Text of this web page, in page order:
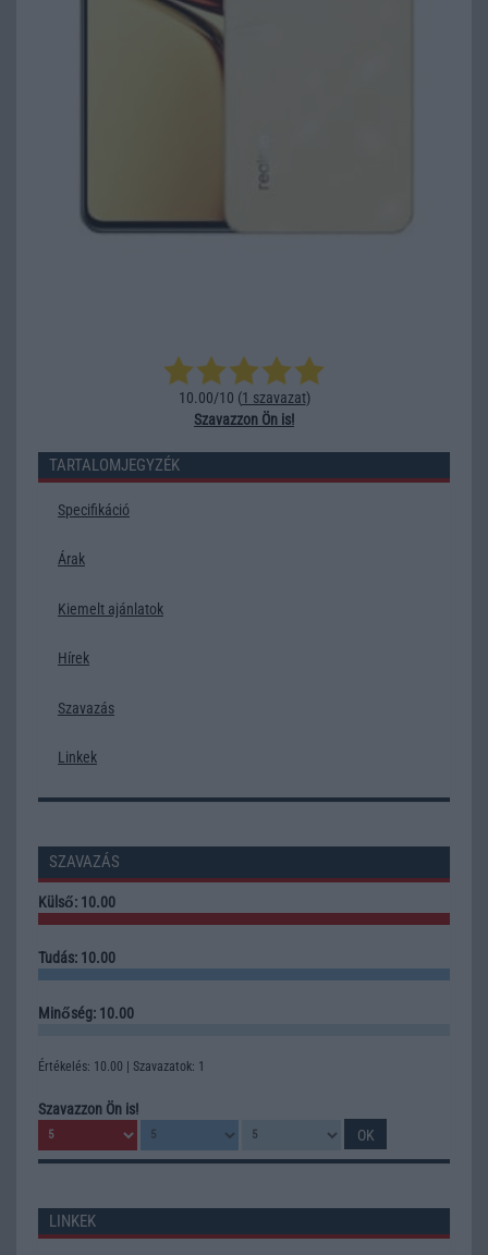
10.00/10 (1 szavazat)
Szavazzon Ön is!
TARTALOMJEGYZÉK
Specifikáció
Árak
Kiemelt ajánlatok
Hírek
Szavazás
Linkek
SZAVAZÁS
Külső: 10.00
Tudás: 10.00
Minőség: 10.00
Értékelés: 10.00 | Szavazatok: 1
Szavazzon Ön is!
LINKEK